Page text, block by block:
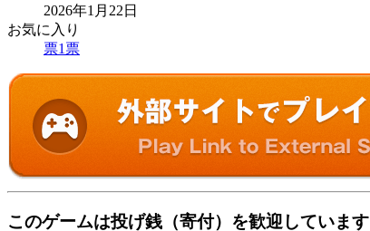
2026年1月22日
お気に入り
票1 票
このゲームは投げ銭（寄付）を歓迎しています